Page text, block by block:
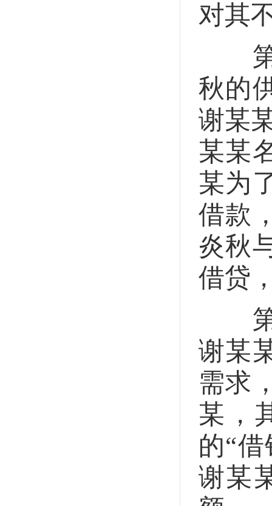
对其
第
秋的
谢某
某某
某为
借款
炎秋
借贷
第
谢某
需求
某，
的“
谢某